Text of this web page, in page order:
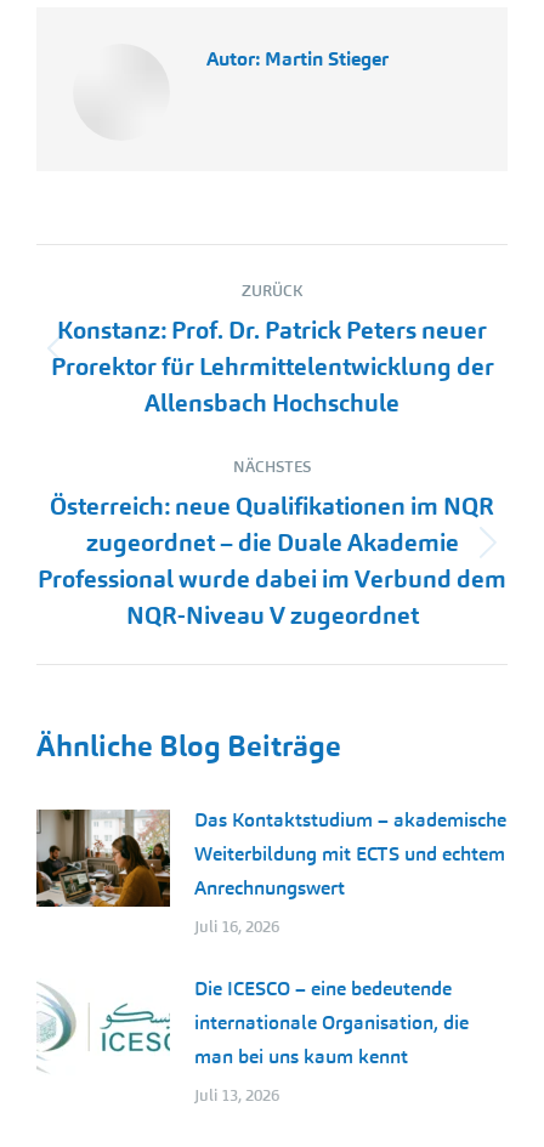
Autor: Martin Stieger
Kommentarnavigation
ZURÜCK
Vorheriger
Beitrag:
Konstanz: Prof. Dr. Patrick Peters neuer
Prorektor für Lehrmittelentwicklung der
Allensbach Hochschule
NÄCHSTES
Nächster
Beitrag:
Österreich: neue Qualifikationen im NQR
zugeordnet – die Duale Akademie
Professional wurde dabei im Verbund dem
NQR-Niveau V zugeordnet
Ähnliche Blog Beiträge
Das Kontaktstudium – akademische
Weiterbildung mit ECTS und echtem
Anrechnungswert
Juli 16, 2026
Die ICESCO – eine bedeutende
internationale Organisation, die
man bei uns kaum kennt
Juli 13, 2026